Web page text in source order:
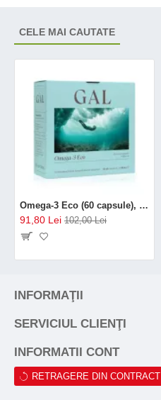
CELE MAI CAUTATE
Omega-3 Eco (60 capsule), GAL
91,80 Lei 102,00 Lei
INFORMAŢII
SERVICIUL CLIENŢI
INFORMATII CONT
RETRAGERE DIN CONTRACT